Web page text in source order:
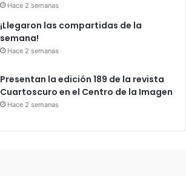
Hace 2 semanas
¡Llegaron las compartidas de la
semana!
Hace 2 semanas
Presentan la edición 189 de la revista
Cuartoscuro en el Centro de la Imagen
Hace 2 semanas